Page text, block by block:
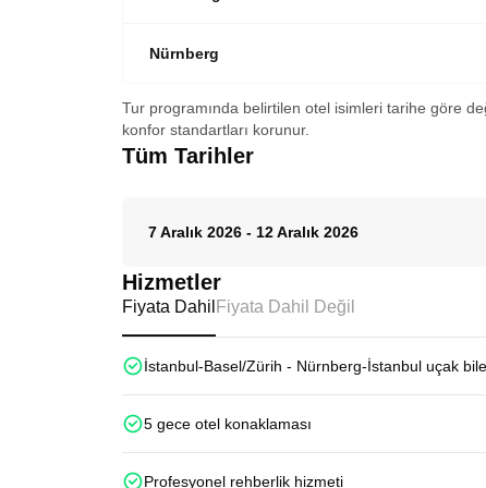
Nürnberg
Tur programında belirtilen otel isimleri tarihe göre
konfor standartları korunur.
Tüm Tarihler
7 Aralık 2026 - 12 Aralık 2026
Hizmetler
Fiyata Dahil Fiyata Dahil Değil
İstanbul-Basel/Zürih - Nürnberg-İstanbul uçak
5 gece otel konaklaması
Profesyonel rehberlik hizmeti